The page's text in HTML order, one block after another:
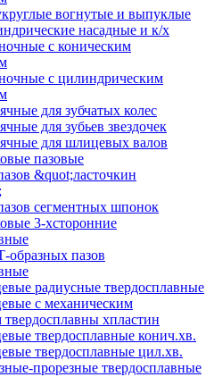
вогнутые и выпуклые
насадные и к/х
с коническим
с цилиндрическим
для зубчатых колес
для зубьев звездочек
для шлицевых валов
пазовые
&quot;ласточкин
сегментных шпонок
3-хсторонние
образных пазов
радиусные твердосплавные
с механическим
твердосплавны хпластин
твердосплавные конич.хв.
твердосплавные цил.хв.
прорезные твердосплавные